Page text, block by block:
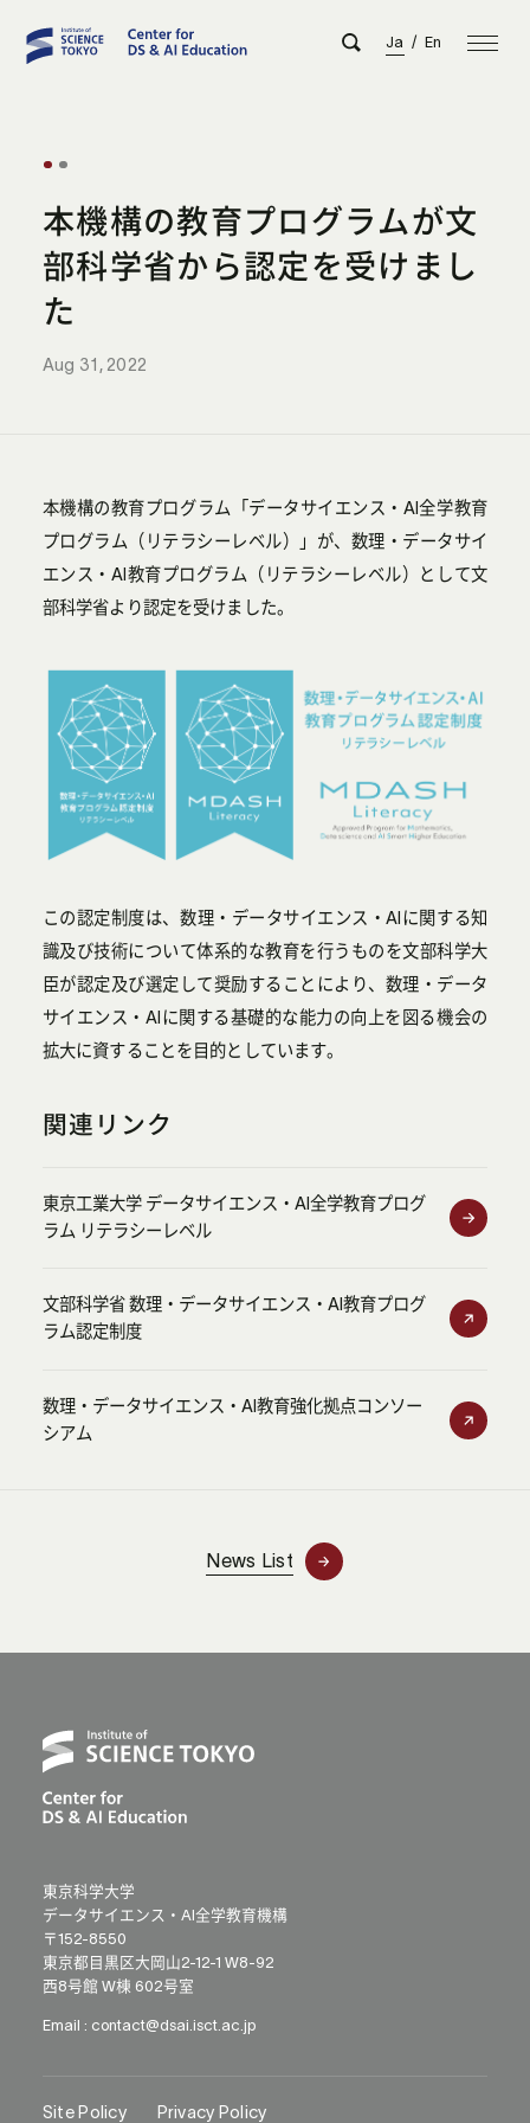
Ja / En
本機構の教育プログラムが文
部科学省から認定を受けまし
た
Aug 31, 2022
本機構の教育プログラム「データサイエンス・AI全学教育
プログラム（リテラシーレベル）」が、数理・データサイ
エンス・AI教育プログラム（リテラシーレベル）として文
部科学省より認定を受けました。
この認定制度は、数理・データサイエンス・AIに関する知
識及び技術について体系的な教育を行うものを文部科学大
臣が認定及び選定して奨励することにより、数理・データ
サイエンス・AIに関する基礎的な能力の向上を図る機会の
拡大に資することを目的としています。
関連リンク
東京工業大学 データサイエンス・AI全学教育プログ
ラム リテラシーレベル
文部科学省 数理・データサイエンス・AI教育プログ
ラム認定制度
数理・データサイエンス・AI教育強化拠点コンソー
シアム
News List
東京科学大学
データサイエンス・AI全学教育機構
〒152-8550
東京都目黒区大岡山2-12-1 W8-92
西8号館 W棟 602号室
Email : contact@dsai.isct.ac.jp
Site Policy Privacy Policy